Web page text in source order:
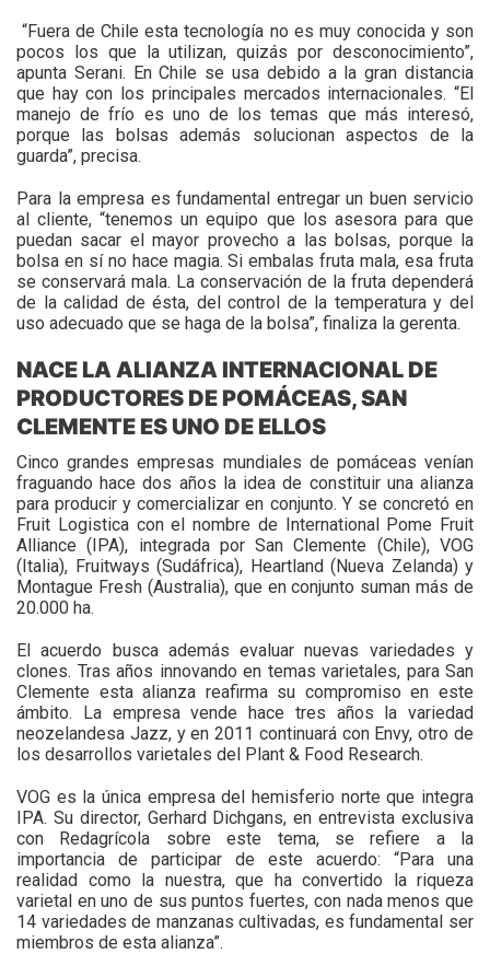
“Fuera de Chile esta tecnología no es muy conocida y son
pocos los que la utilizan, quizás por desconocimiento”,
apunta Serani. En Chile se usa debido a la gran distancia
que hay con los principales mercados internacionales. “El
manejo de frío es uno de los temas que más interesó,
porque las bolsas además solucionan aspectos de la
guarda”, precisa.
Para la empresa es fundamental entregar un buen servicio
al cliente, “tenemos un equipo que los asesora para que
puedan sacar el mayor provecho a las bolsas, porque la
bolsa en sí no hace magia. Si embalas fruta mala, esa fruta
se conservará mala. La conservación de la fruta dependerá
de la calidad de ésta, del control de la temperatura y del
uso adecuado que se haga de la bolsa”, finaliza la gerenta.
NACE LA ALIANZA INTERNACIONAL DE
PRODUCTORES DE POMÁCEAS, SAN
CLEMENTE ES UNO DE ELLOS
Cinco grandes empresas mundiales de pomáceas venían
fraguando hace dos años la idea de constituir una alianza
para producir y comercializar en conjunto. Y se concretó en
Fruit Logistica con el nombre de International Pome Fruit
Alliance (IPA), integrada por San Clemente (Chile), VOG
(Italia), Fruitways (Sudáfrica), Heartland (Nueva Zelanda) y
Montague Fresh (Australia), que en conjunto suman más de
20.000 ha.
El acuerdo busca además evaluar nuevas variedades y
clones. Tras años innovando en temas varietales, para San
Clemente esta alianza reafirma su compromiso en este
ámbito. La empresa vende hace tres años la variedad
neozelandesa Jazz, y en 2011 continuará con Envy, otro de
los desarrollos varietales del Plant & Food Research.
VOG es la única empresa del hemisferio norte que integra
IPA. Su director, Gerhard Dichgans, en entrevista exclusiva
con Redagrícola sobre este tema, se refiere a la
importancia de participar de este acuerdo: “Para una
realidad como la nuestra, que ha convertido la riqueza
varietal en uno de sus puntos fuertes, con nada menos que
14 variedades de manzanas cultivadas, es fundamental ser
miembros de esta alianza”.